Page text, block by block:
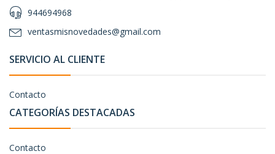
944694968
ventasmisnovedades@gmail.com
SERVICIO AL CLIENTE
Contacto
CATEGORÍAS DESTACADAS
Contacto